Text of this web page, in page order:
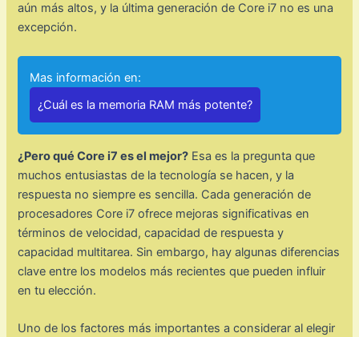
aún más altos, y la última generación de Core i7 no es una
excepción.
Mas información en:
¿Cuál es la memoria RAM más potente?
¿Pero qué Core i7 es el mejor? Esa es la pregunta que
muchos entusiastas de la tecnología se hacen, y la
respuesta no siempre es sencilla. Cada generación de
procesadores Core i7 ofrece mejoras significativas en
términos de velocidad, capacidad de respuesta y
capacidad multitarea. Sin embargo, hay algunas diferencias
clave entre los modelos más recientes que pueden influir
en tu elección.
Uno de los factores más importantes a considerar al elegir